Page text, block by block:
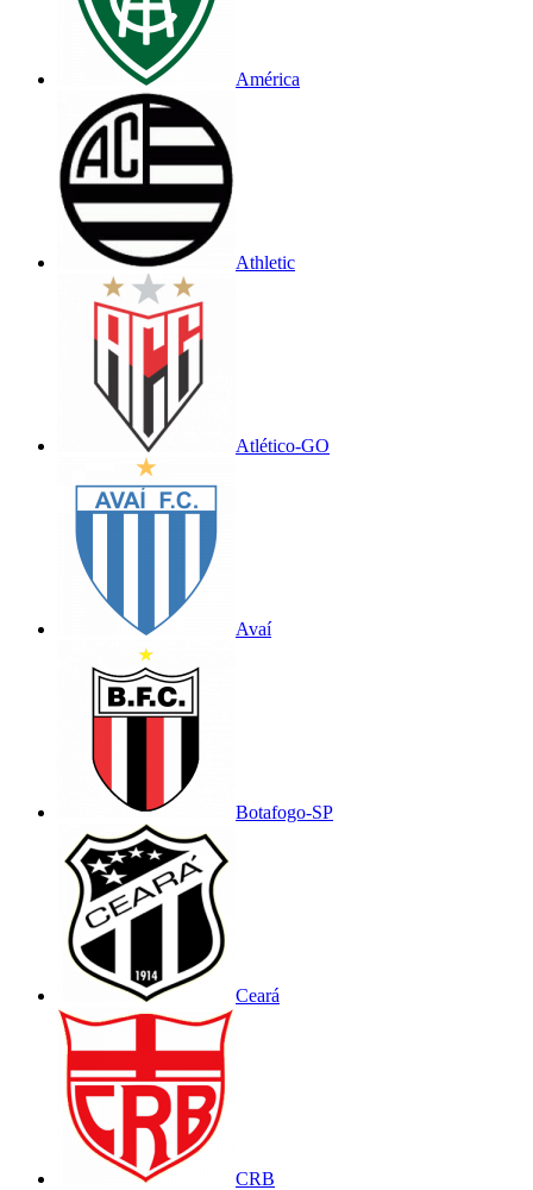
América
Athletic
Atlético-GO
Avaí
Botafogo-SP
Ceará
CRB